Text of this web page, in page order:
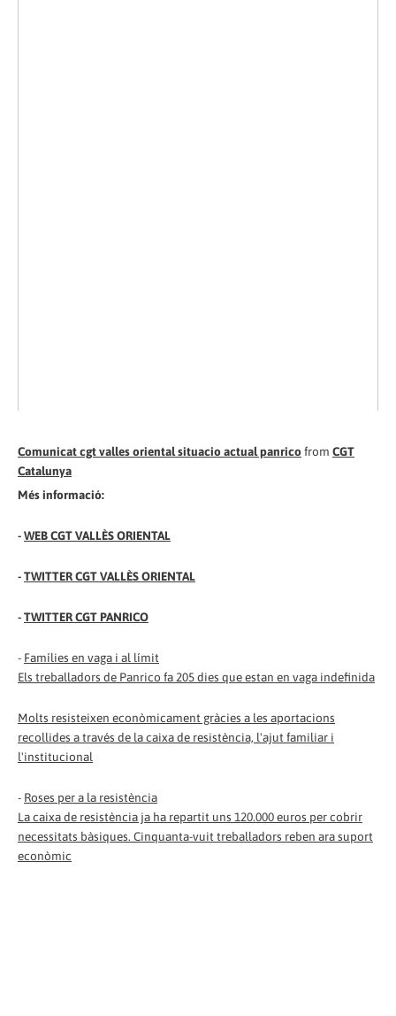
Comunicat cgt valles oriental situacio actual panricofrom CGT
Catalunya
Més informació:
-WEB CGT VALLÈS ORIENTAL
-TWITTER CGT VALLÈS ORIENTAL
-TWITTER CGT PANRICO
- Famílies en vaga i al límit
Els treballadors de Panrico fa 205 dies que estan en vaga indefinida
Molts resisteixen econòmicament gràcies a les aportacions
recollides a través de la caixa de resistència, l'ajut familiar i
l'institucional
- Roses per a la resistència
La caixa de resistència ja ha repartit uns 120.000 euros per cobrir
necessitats bàsiques. Cinquanta-vuit treballadors reben ara suport
econòmic